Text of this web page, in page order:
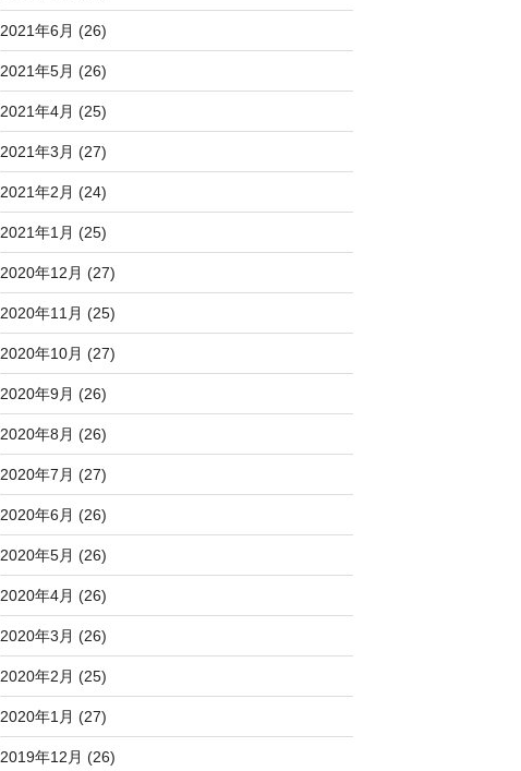
2021年6月 (26)
2021年5月 (26)
2021年4月 (25)
2021年3月 (27)
2021年2月 (24)
2021年1月 (25)
2020年12月 (27)
2020年11月 (25)
2020年10月 (27)
2020年9月 (26)
2020年8月 (26)
2020年7月 (27)
2020年6月 (26)
2020年5月 (26)
2020年4月 (26)
2020年3月 (26)
2020年2月 (25)
2020年1月 (27)
2019年12月 (26)